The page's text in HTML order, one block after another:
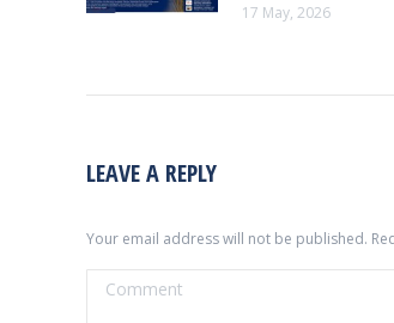
17 May, 2026
LEAVE A REPLY
Your email address will not be published.
Comment